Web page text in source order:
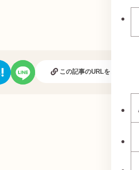
この記事のURLをコピーする